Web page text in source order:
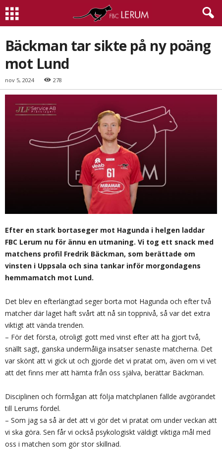
Bäckman tar sikte på ny poäng
mot Lund
nov 5, 2024 278
Efter en stark bortaseger mot Hagunda i helgen laddar
FBC Lerum nu för ännu en utmaning. Vi tog ett snack med
matchens profil Fredrik Bäckman, som berättade om
vinsten i Uppsala och sina tankar inför morgondagens
hemmamatch mot Lund.
Det blev en efterlängtad seger borta mot Hagunda och efter två
matcher där laget haft svårt att nå sin toppnivå, så var det extra
viktigt att vända trenden.
– För det första, otroligt gott med vinst efter att ha gjort två,
snällt sagt, ganska undermåliga insatser senaste matcherna. Det
var skönt att vi gick ut och gjorde det vi pratat om, även om vi vet
att det finns mer att hämta från oss själva, berättar Bäckman.
Disciplinen och förmågan att följa matchplanen fällde avgörandet
till Lerums fördel.
– Som jag sa så är det att vi gör det vi pratat om under veckan att
vi ska göra. Sen får vi också psykologiskt väldigt viktiga mål med
oss i matchen som gör stor skillnad.